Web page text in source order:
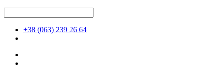
+38 (063) 239 26 64